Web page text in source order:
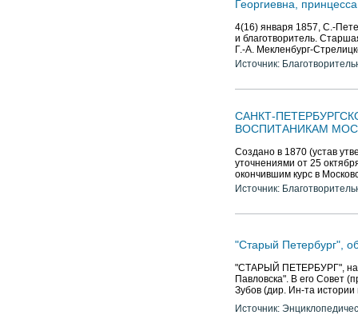
Георгиевна, принцесса
4(16) января 1857, С.-
и благотворитель.
Г.-А. Мекленбург-
Источник:
САНКТ-
ВОСПИТАНИКАМ
Создано в 1870 (устав
уточнениями от 25
окончившим курс в
Источник:
"Старый Петербург",
"СТАРЫЙ ПЕТЕРБУРГ",
Павловска". В его Совет
Зубов (дир. Ин-та
Источник: